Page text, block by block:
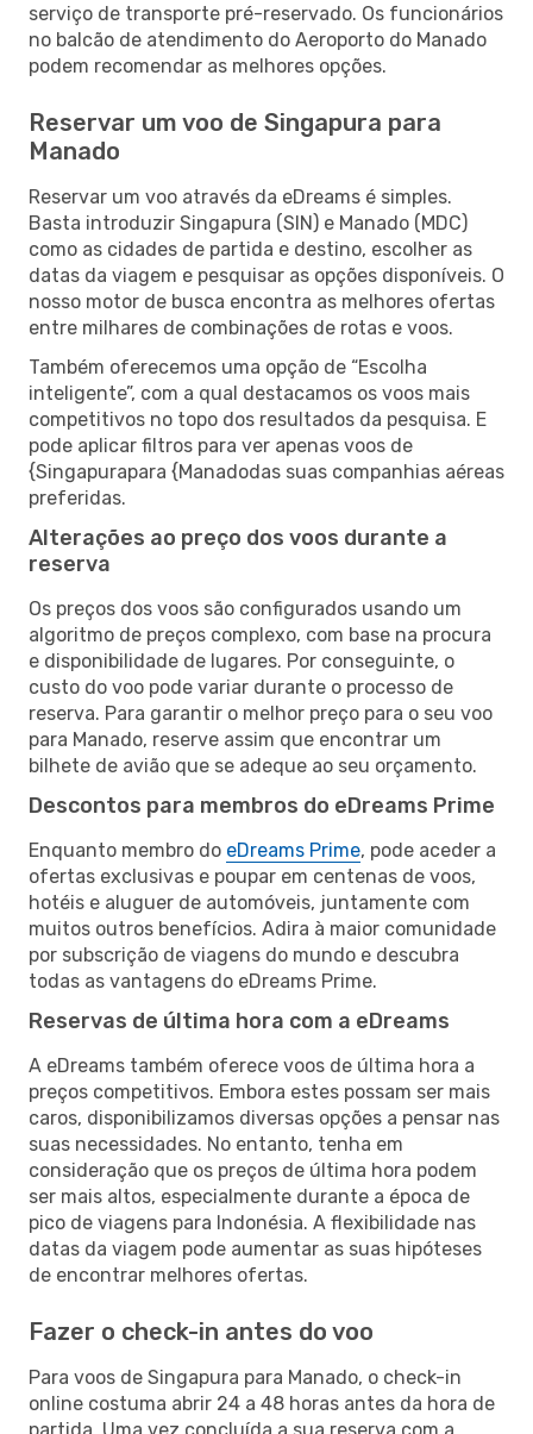
serviço de transporte pré-reservado. Os funcionários
no balcão de atendimento do Aeroporto do Manado
podem recomendar as melhores opções.
Reservar um voo de Singapura para
Manado
Reservar um voo através da eDreams é simples.
Basta introduzir Singapura (SIN) e Manado (MDC)
como as cidades de partida e destino, escolher as
datas da viagem e pesquisar as opções disponíveis. O
nosso motor de busca encontra as melhores ofertas
entre milhares de combinações de rotas e voos.
Também oferecemos uma opção de “Escolha
inteligente”, com a qual destacamos os voos mais
competitivos no topo dos resultados da pesquisa. E
pode aplicar filtros para ver apenas voos de
{Singapurapara {Manadodas suas companhias aéreas
preferidas.
Alterações ao preço dos voos durante a
reserva
Os preços dos voos são configurados usando um
algoritmo de preços complexo, com base na procura
e disponibilidade de lugares. Por conseguinte, o
custo do voo pode variar durante o processo de
reserva. Para garantir o melhor preço para o seu voo
para Manado, reserve assim que encontrar um
bilhete de avião que se adeque ao seu orçamento.
Descontos para membros do eDreams Prime
Enquanto membro do eDreams Prime, pode aceder a
ofertas exclusivas e poupar em centenas de voos,
hotéis e aluguer de automóveis, juntamente com
muitos outros benefícios. Adira à maior comunidade
por subscrição de viagens do mundo e descubra
todas as vantagens do eDreams Prime.
Reservas de última hora com a eDreams
A eDreams também oferece voos de última hora a
preços competitivos. Embora estes possam ser mais
caros, disponibilizamos diversas opções a pensar nas
suas necessidades. No entanto, tenha em
consideração que os preços de última hora podem
ser mais altos, especialmente durante a época de
pico de viagens para Indonésia. A flexibilidade nas
datas da viagem pode aumentar as suas hipóteses
de encontrar melhores ofertas.
Fazer o check-in antes do voo
Para voos de Singapura para Manado, o check-in
online costuma abrir 24 a 48 horas antes da hora de